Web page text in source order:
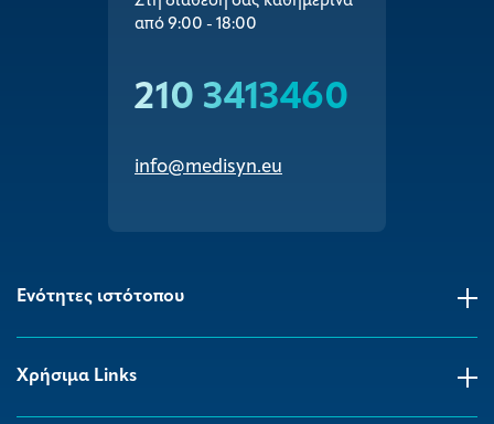
από 9:00 - 18:00
210 3413460
info@medisyn.eu
Ενότητες ιστότοπου
Χρήσιμα Links